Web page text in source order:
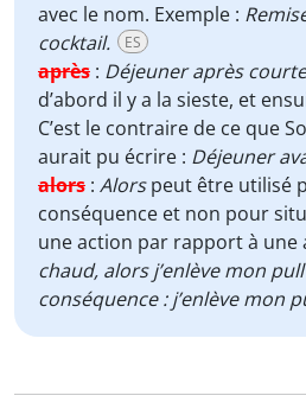
avec le nom. Exemple :
cocktail.
ES
après : Déjeuner après
d’abord il y a la sieste, et
C’est le contraire de ce que
aurait pu écrire : Déjeuner
alors : Alorspeut être utilisé
conséquence et non pour
une action par rapport à une
chaud, alors j’enlève mon
conséquence : j’enlève mon